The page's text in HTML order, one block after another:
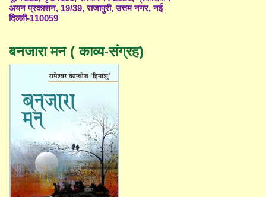
अयन प्रकाशन, 19/39, राजापुरी, उत्तम नगर, नई
दिल्ली-110059
बनजारा मन ( काव्य-संग्रह)